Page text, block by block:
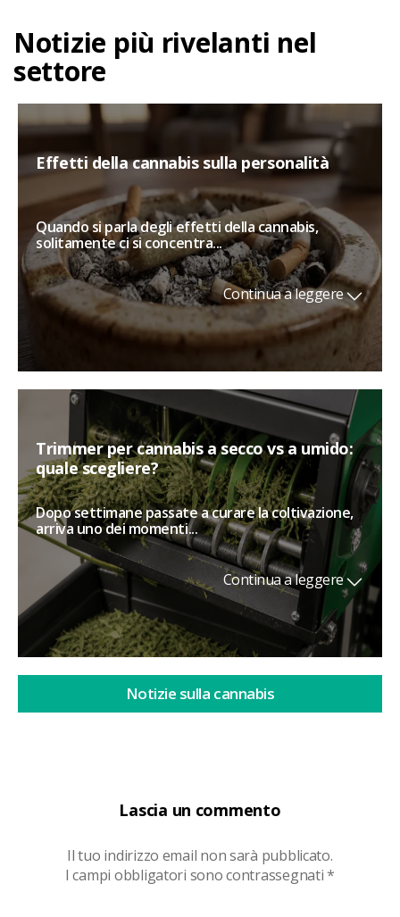
Lascia un commento
Il tuo indirizzo email non sarà pubblicato.
I campi obbligatori sono contrassegnati*
Notizie più rivelanti nel
settore
Effetti della cannabis sulla personalità
Quando si parla degli effetti della cannabis,
solitamente ci si concentra...
Continua a leggere
Trimmer per cannabis a secco vs a umido:
quale scegliere?
Dopo settimane passate a curare la coltivazione,
arriva uno dei momenti...
Continua a leggere
Notizie sulla cannabis